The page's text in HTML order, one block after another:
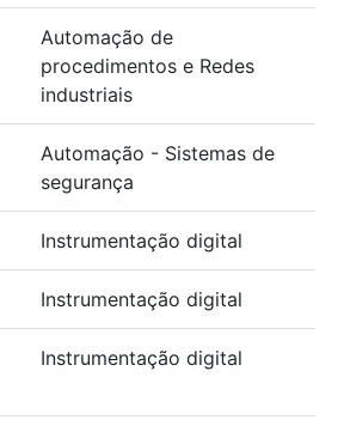
Automação de
procedimentos e Redes
industriais
Automação - Sistemas de
segurança
Instrumentação digital
Instrumentação digital
Instrumentação digital